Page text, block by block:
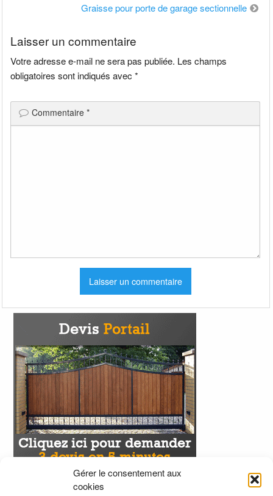
Gérer le consentement aux
cookies
Graisse pour porte de garage sectionnelle
Laisser un commentaire
Votre adresse e-mail ne sera pas publiée. Les champs
obligatoires sont indiqués avec*
Commentaire*